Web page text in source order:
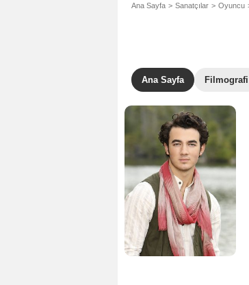
Ana Sayfa Sanatçılar Oyuncu
Ana Sayfa Filmografi